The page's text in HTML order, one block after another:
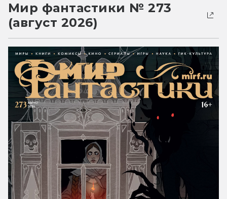
Мир фантастики № 273
(август 2026)